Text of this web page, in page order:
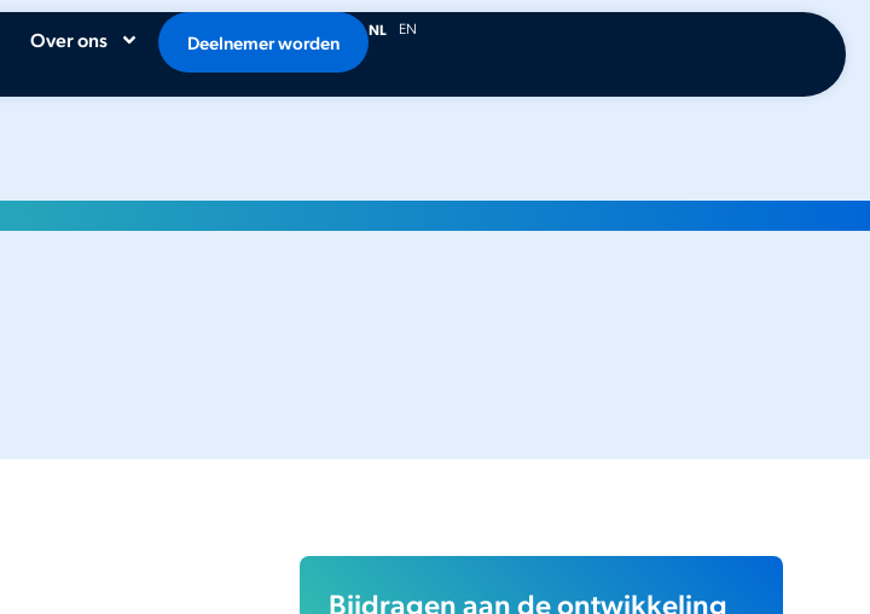
Over ons Deelnemer worden
NL EN
Bijdragen aan de ontwikkeling